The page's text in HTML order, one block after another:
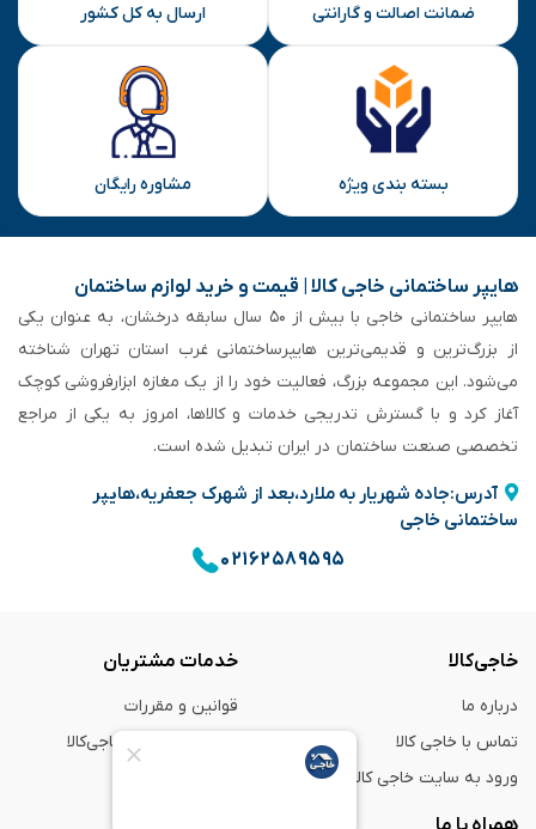
ضمانت اصالت و گارانتی ارسال به کل کشور
بسته بندی ویژه مشاوره رایگان
هایپر ساختمانی خاجی‌ کالا | قیمت و خرید لوازم ساختمان
هایپر ساختمانی خاجی‌ با بیش از ۵۰ سال سابقه‌ درخشان، به عنوان یکی
از بزرگ‌ترین و قدیمی‌ترین هایپرساختمانی‌ غرب استان تهران شناخته
می‌شود. این مجموعه بزرگ، فعالیت خود را از یک مغازه ابزارفروشی کوچک
آغاز کرد و با گسترش تدریجی خدمات و کالاها، امروز به یکی از مراجع
تخصصی صنعت ساختمان در ایران تبدیل شده است.
آدرس:جاده شهریار به ملارد،بعد از شهرک جعفریه،هایپر
ساختمانی خاجی
۰۲۱۶۲۵۸۹۵۹۵
خاجی‌کالا
درباره ما
تماس با خاجی کالا
ورود به سایت خاجی‌ کالا
خدمات مشتریان
قوانین و مقررات
راهنمای خرید از خاجی‌کالا